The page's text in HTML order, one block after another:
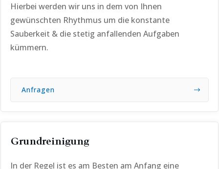
Hierbei werden wir uns in dem von Ihnen
gewünschten Rhythmus um die konstante
Sauberkeit & die stetig anfallenden Aufgaben
kümmern.
Anfragen
Grundreinigung
In der Regel ist es am Besten am Anfang eine